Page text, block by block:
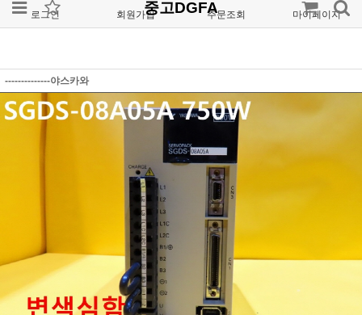
로그인 회원가입 주문조회 마이페이지
중고DGFA
--------------야스카와